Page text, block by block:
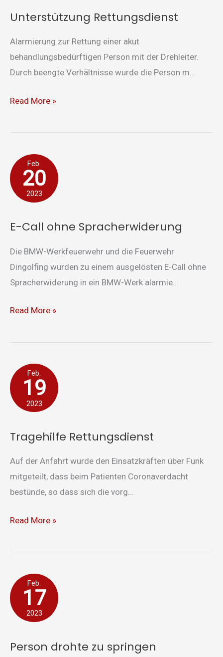
Unterstützung Rettungsdienst
Alarmierung zur Rettung einer akut
behandlungsbedürftigen Person mit der Drehleiter.
Durch beengte Verhältnisse wurde die Person m...
Read More »
Feb.
20
2023
E-Call ohne Spracherwiderung
Die BMW-Werkfeuerwehr und die Feuerwehr
Dingolfing wurden zu einem ausgelösten E-Call ohne
Spracherwiderung in ein BMW-Werk alarmie...
E-
Call
ohne
Read More »
Feb.
19
2023
Tragehilfe Rettungsdienst
Auf der Anfahrt wurde den Einsatzkräften über Funk
mitgeteilt, dass beim Patienten Coronaverdacht
bestünde, so dass sich die vorg...
Tragehilfe
Rettungsdienst
Read More »
Feb.
17
2023
Person drohte zu springen
Person
drohte
zu